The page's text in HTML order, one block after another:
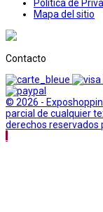
Politica de
Mapa del sitio
Contacto
© 2026 -
parcial de cualquier
derechos reservados